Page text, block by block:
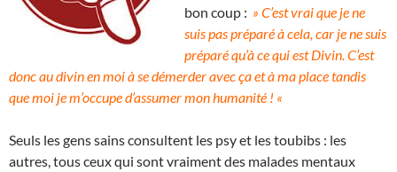
bon coup : » C’est vrai que je ne
suis pas préparé à cela, car je ne suis
préparé qu’à ce qui est Divin. C’est
donc au divin en moi à se démerder avec ça et à ma place tandis
que moi je m’occupe d’assumer mon humanité ! «
Seuls les gens sains consultent les psy et les toubibs : les
autres, tous ceux qui sont vraiment des malades mentaux